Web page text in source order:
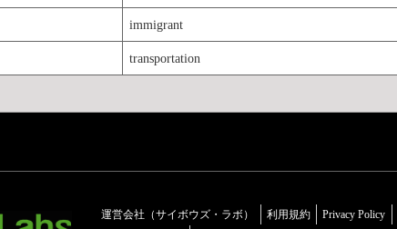
immigrant
transportation
運営会社（サイボウズ・ラボ） 利用規約 Privacy Policy